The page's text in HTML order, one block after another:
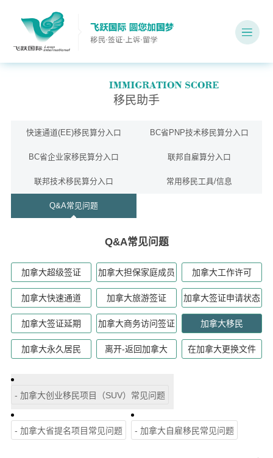
移民助手
快速通道(EE)移民算分入口 BC省PNP技术移民算分入口
BC省企业家移民算分入口 联邦自雇算分入口
联邦技术移民算分入口 常用移民工具/信息
Q&A常见问题
Q&A常见问题
加拿大超级签证 加拿大担保家庭成员 加拿大工作许可
加拿大快速通道 加拿大旅游签证 加拿大签证申请状态
加拿大签证延期 加拿大商务访问签证 加拿大移民
加拿大永久居民 离开-返回加拿大 在加拿大更换文件
- 加拿大创业移民项目（SUV）常见问题
- 加拿大省提名项目常见问题 - 加拿大自雇移民常见问题